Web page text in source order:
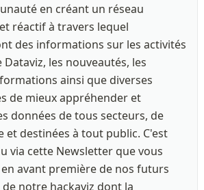
en créant un réseau
réactif à travers lequel
des informations sur les activités
Dataviz, les nouveautés, les
ainsi que diverses
de mieux appréhender et
données de tous secteurs, de
et destinées à tout public. C'est
via cette Newsletter que vous
avant première de nos futurs
notre hackaviz dont la